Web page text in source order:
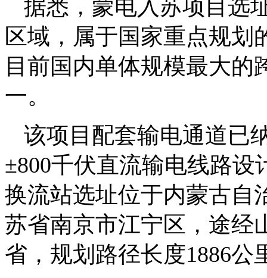
据悉，蒙电入苏项目选
区域，属于国家重点规划
目前国内单体规模最大
一。
该项目配套输电通道已
±800千伏直流输电线路设
换流站选址位于内蒙古自
苏省南京市江宁区，途经
省，规划路径长度1886公